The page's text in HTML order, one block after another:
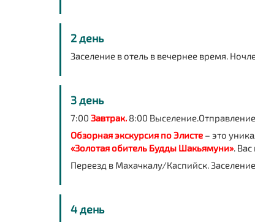
2 день
Заселение в отель в вечернее время.
3 день
7:00Завтрак. 8:00
Обзорная экскурсия по Элисте – это
«Золотая обитель Будды Шакьямуни».
Переезд в Махачкалу/Каспийск.
4 день